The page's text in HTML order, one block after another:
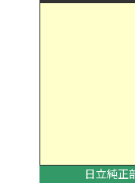
日立純正